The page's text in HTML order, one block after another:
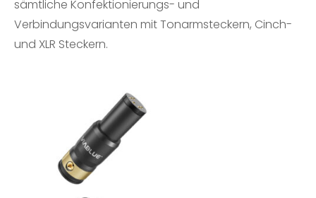
sämtliche Konfektionierungs- und
Verbindungsvarianten mitTonarmsteckern, Cinch-
und XLR Steckern.